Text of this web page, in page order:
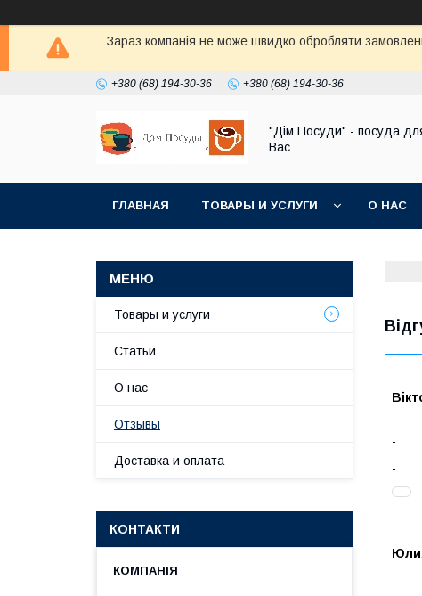
Зараз компанія не може швидко обробляти
+380 (68) 194-30-36 +380 (68) 194-30-36
"Дім Посуди" - посуда
Вас
ГЛАВНАЯ ТОВАРЫ И УСЛУГИ О НАС
Товары и услуги
Статьи
О нас
Отзывы
Доставка и оплата
КОНТАКТИ